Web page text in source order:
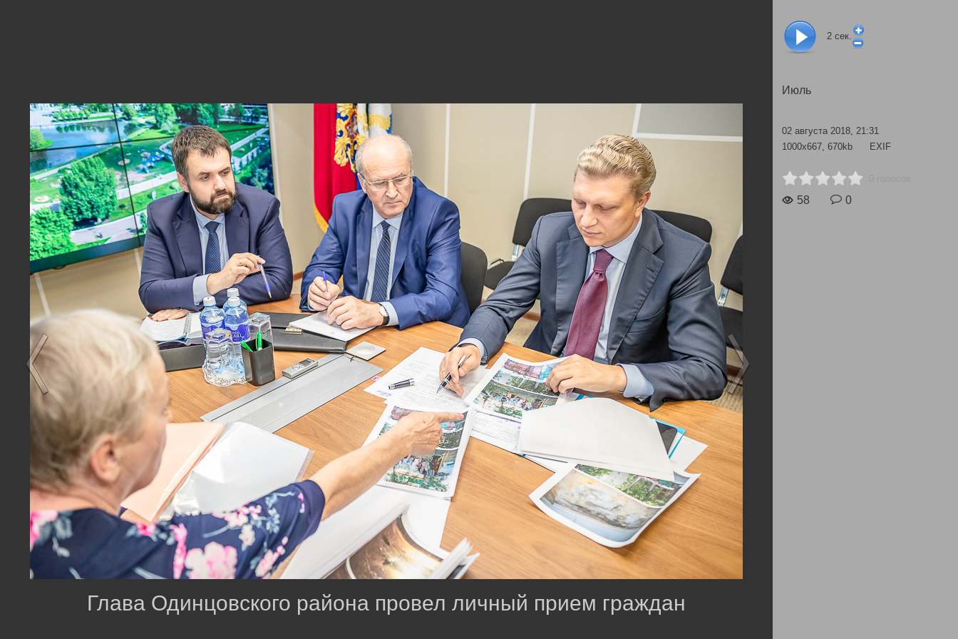
2 сек.
Июль
02 августа 2018, 21:31
1000x667, 670kb
EXIF
58 0
Глава Одинцовского района провел личный прием граждан